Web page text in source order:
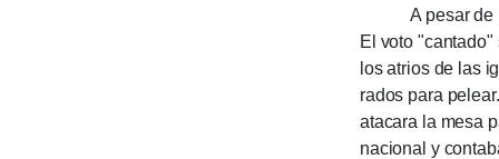
A pesar de las
El voto
los atrios de las
rados para
atacara la mesa
nacio­nal y